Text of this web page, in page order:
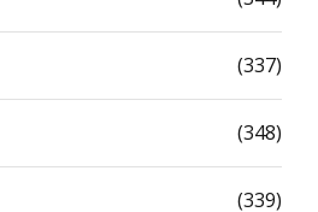
(337)
(348)
(339)